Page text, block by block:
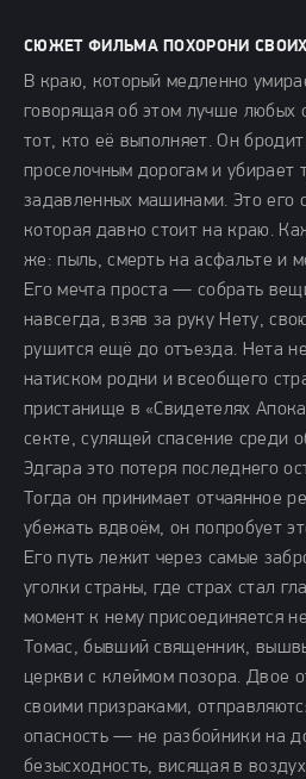
СЮЖЕТ ФИЛЬМА ПОХОРОНИ СВОИХ
В краю, который медленно
говорящая об этом лучше любых
тот, кто её выполняет. Он
проселочным дорогам и убирает
задавленных машинами. Это его
которая давно стоит на краю.
же: пыль, смерть на асфальте и
Его мечта проста — собрать
навсегда, взяв за руку Нету,
рушится ещё до отъезда. Нета
натиском родни и всеобщего
пристанище в «Свидетелях
секте, сулящей спасение среди
Эдгара это потеря последнего
Тогда он принимает отчаянное
убежать вдвоём, он попробует
Его путь лежит через самые
уголки страны, где страх стал
момент к нему присоединяется
Томас, бывший священник,
церкви с клеймом позора. Двое
своими призраками,
опасность — не разбойники на
безысходность, висящая в